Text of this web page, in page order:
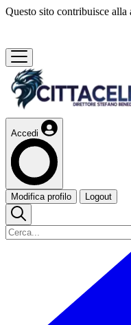
Questo sito contribuisce alla
Accedi
Modifica profilo Logout